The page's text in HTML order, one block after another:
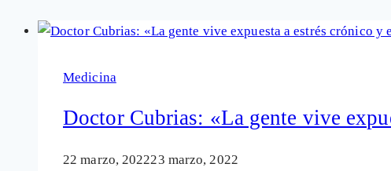
Medicina
Doctor Cubrias: «La gente vive
22 marzo, 202223 marzo, 2022